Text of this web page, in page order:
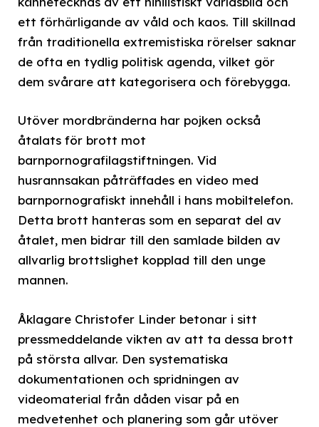
ett förhärligande av våld och kaos. Till skillnad
från traditionella extremistiska rörelser saknar
de ofta en tydlig politisk agenda, vilket gör
dem svårare att kategorisera och förebygga.
Utöver mordbränderna har pojken också
åtalats för brott mot
barnpornografilagstiftningen. Vid
husrannsakan påträffades en video med
barnpornografiskt innehåll i hans mobiltelefon.
Detta brott hanteras som en separat del av
åtalet, men bidrar till den samlade bilden av
allvarlig brottslighet kopplad till den unge
mannen.
Åklagare Christofer Linder betonar i sitt
pressmeddelande vikten av att ta dessa brott
på största allvar. Den systematiska
dokumentationen och spridningen av
videomaterial från dåden visar på en
medvetenhet och planering som går utöver